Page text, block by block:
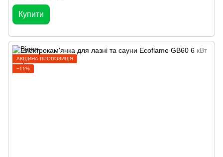
Купити
АКЦІЙНА ПРОПОЗИЦІЯ
−11%